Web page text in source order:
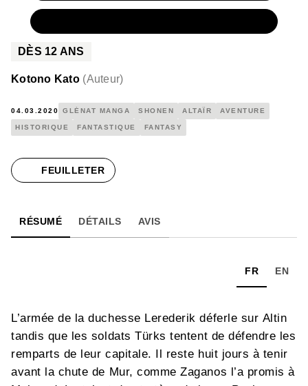
DÈS 12 ANS
Kotono Kato (Auteur)
04.03.2020 GLÉNAT MANGA SHONEN ALTAÏR AVENTURE
HISTORIQUE FANTASTIQUE FANTASY
FEUILLETER
RÉSUMÉ DÉTAILS AVIS
FR EN
L’armée de la duchesse Lerederik déferle sur Altin
tandis que les soldats Türks tentent de défendre les
remparts de leur capitale. Il reste huit jours à tenir
avant la chute de Mur, comme Zaganos l’a promis à